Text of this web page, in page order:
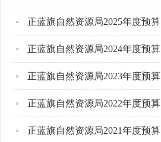
正蓝旗自然资源局2025年度预算
正蓝旗自然资源局2024年度预算
正蓝旗自然资源局2023年度预算
正蓝旗自然资源局2022年度预算
正蓝旗自然资源局2021年度预算